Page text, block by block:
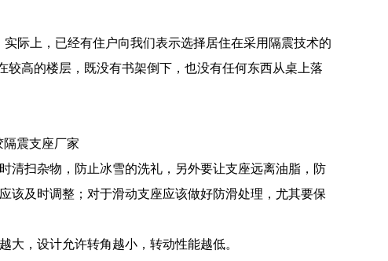
际上，已经有住户向我们表示选择居住在采用隔震技术的
较高的楼层，既没有书架倒下，也没有任何东西从桌上落
隔震支座厂家
清扫杂物，防止冰雪的洗礼，另外要让支座远离油脂，防
该及时调整；对于滑动支座应该做好防滑处理，尤其要保
，设计允许转角越小，转动性能越低。